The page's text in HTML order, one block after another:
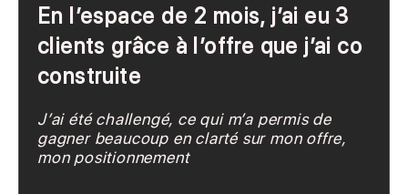
En l’espace de 2 mois, j’ai eu 3
clients grâce à l’offre que j’ai co
construite
J’ai été challengé, ce qui m’a permis de
gagner beaucoup en clarté sur mon offre,
mon positionnement